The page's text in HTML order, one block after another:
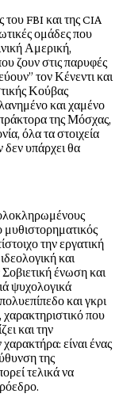
FBI και της CIA
ομάδες που
Αμερική,
ζουν στις παρυφές
τον Κένεντι και
Κούβας
και χαμένο
της Μόσχας,
όλα τα στοιχεία
υπάρχει θα
μυθιστορηματικός
την εργατική
και
ένωση και
ψυχολογικά
και γκρι
που
και την
είναι ένας
της
τελικά να